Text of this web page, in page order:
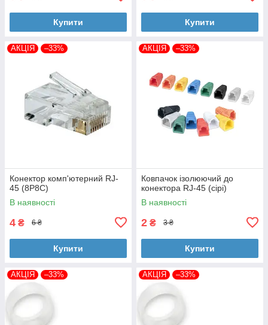
Купити Купити
АКЦІЯ –33%
Конектор комп'ютерний RJ-
45 (8P8C)
В наявності
4 ₴ 6 ₴
Купити
АКЦІЯ –33%
Ковпачок ізолюючий до
конектора RJ-45 (сірі)
В наявності
2 ₴ 3 ₴
Купити
АКЦІЯ –33% АКЦІЯ –33%